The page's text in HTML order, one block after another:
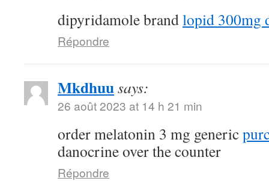
dipyridamole brandlopid 300mg
Répondre
Mkdhuusays:
26 août 2023 at 14 h 21 min
order melatonin 3 mg generic
danocrine over the counter
Répondre